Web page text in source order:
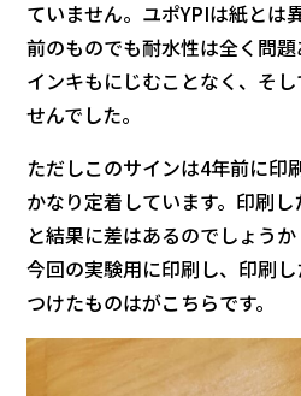
ていません。ユポYPIは紙とは
前のものでも耐水性は全く問
インキもにじむことなく、そ
せんでした。
ただしこのサインは4年前に印
かなり定着しています。印刷
と結果に差はあるのでしょうか
今回の実験用に印刷し、印刷
つけたものはがこちらです。